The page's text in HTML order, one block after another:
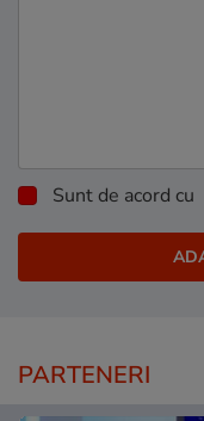
Sunt de acord cu
PARTENERI